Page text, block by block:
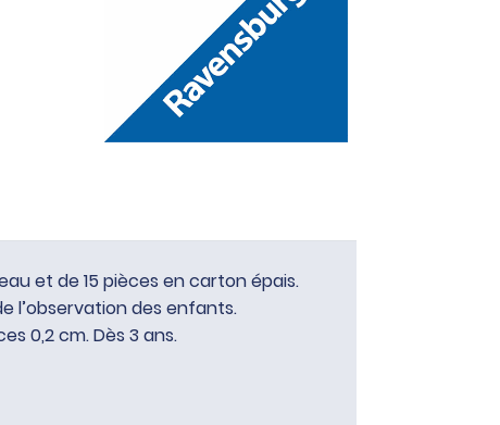
et de 15 pièces en carton épais.
l’observation des enfants.
0,2 cm. Dès 3 ans.